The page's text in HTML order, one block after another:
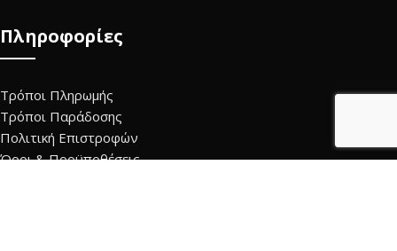
Πληροφορίες
Τρόποι Πληρωμής
Τρόποι Παράδοσης
Πολιτική Επιστροφών
Όροι & Προϋποθέσεις